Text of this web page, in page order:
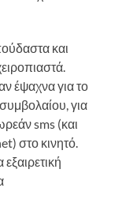
και
έψαχνα για το
για
sms (και
στο κινητό.